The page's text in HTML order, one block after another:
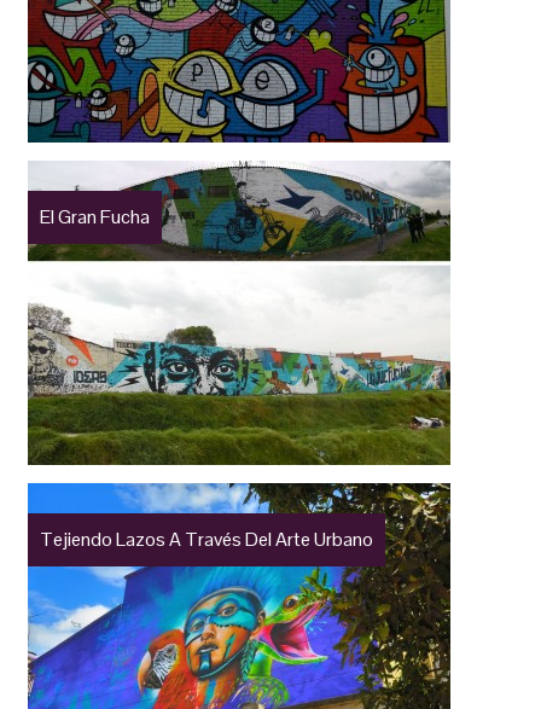
El Gran Fucha
Tejiendo Lazos A Través Del Arte Urbano